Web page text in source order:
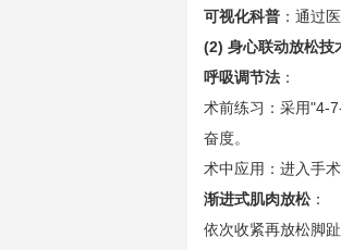
可视化科普 ：通过
(2) 身心联动放松技
呼吸调节法 ：
术前练习：采用"4-
奋度。
术中应用：进入手
渐进式肌肉放松：
依次收紧再放松脚